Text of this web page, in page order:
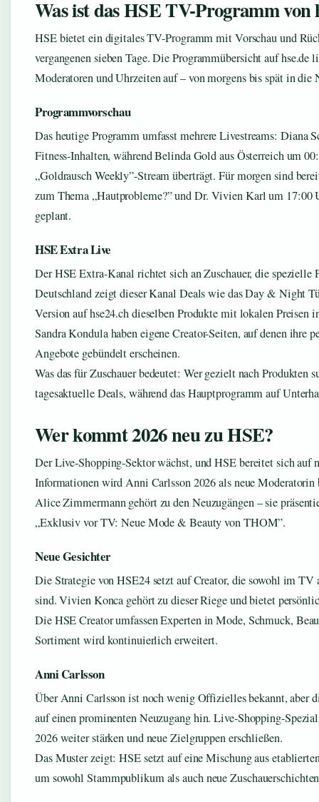
Was ist das HSE TV-Programm von
HSE bietet ein digitales TV-Programm mit Vorschau und
vergangenen sieben Tage. Die Programmübersicht auf hse.de
Moderatoren und Uhrzeiten auf – von morgens bis spät in die
Programmvorschau
Das heutige Programm umfasst mehrere Livestreams: Diana
Fitness-Inhalten, während Belinda Gold aus Österreich um
„Goldrausch Weekly”-Stream überträgt. Für morgen sind
zum Thema „Hautprobleme?” und Dr. Vivien Karl um 17:00
geplant.
HSE Extra Live
Der HSE Extra-Kanal richtet sich an Zuschauer, die spezielle
Deutschland zeigt dieser Kanal Deals wie das Day & Night
Version auf hse24.ch dieselben Produkte mit lokalen Preisen
Sandra Kondula haben eigene Creator-Seiten, auf denen ihre
Angebote gebündelt erscheinen.
Was das für Zuschauer bedeutet: Wer gezielt nach
tagesaktuelle Deals, während das Hauptprogramm auf
Wer kommt 2026 neu zu HSE?
Der Live-Shopping-Sektor wächst, und HSE bereitet sich auf
Informationen wird Anni Carlsson 2026 als neue
Alice Zimmermann gehört zu den Neuzugängen – sie
„Exklusiv vor TV: Neue Mode & Beauty von THOM”.
Neue Gesichter
Die Strategie von HSE24 setzt auf Creator, die sowohl im TV
sind. Vivien Konca gehört zu dieser Riege und bietet
Die HSE Creator umfassen Experten in Mode, Schmuck,
Sortiment wird kontinuierlich erweitert.
Anni Carlsson
Über Anni Carlsson ist noch wenig Offizielles bekannt, aber
auf einen prominenten Neuzugang hin. Live-Shopping-
2026 weiter stärken und neue Zielgruppen erschließen.
Das Muster zeigt: HSE setzt auf eine Mischung aus
um sowohl Stammpublikum als auch neue